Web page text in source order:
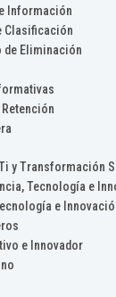
Información
Clasificación
de Eliminación
y Transformación
Tecnología e
e
e Innovador